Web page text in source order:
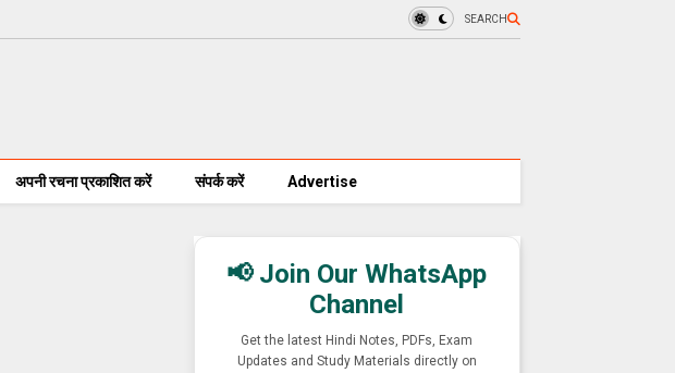
SEARCH
अपनी रचना प्रकाशित करें संपर्क करें Advertise
📢 Join Our WhatsApp
Channel
Get the latest Hindi Notes, PDFs, Exam
Updates and Study Materials directly on